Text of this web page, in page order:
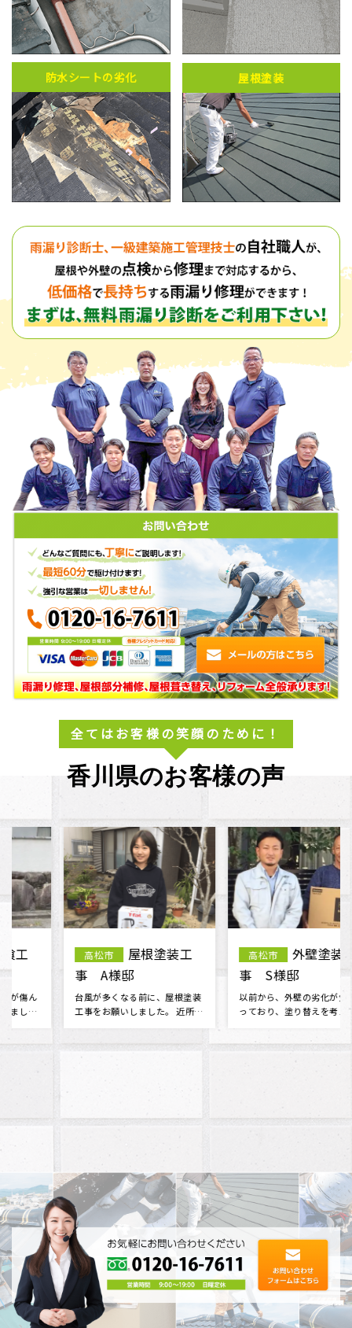
防水シートの劣化 屋根塗装
全てはお客様の笑顔のために！
香川県のお客様の声
屋根塗装工
事 A様邸
台風が多くなる前に、屋根塗装
工事をお願いしました。 近所の
外壁塗装工
事 S様邸
以前から、外壁の劣化が気にな
っており、塗り替えを考えてま